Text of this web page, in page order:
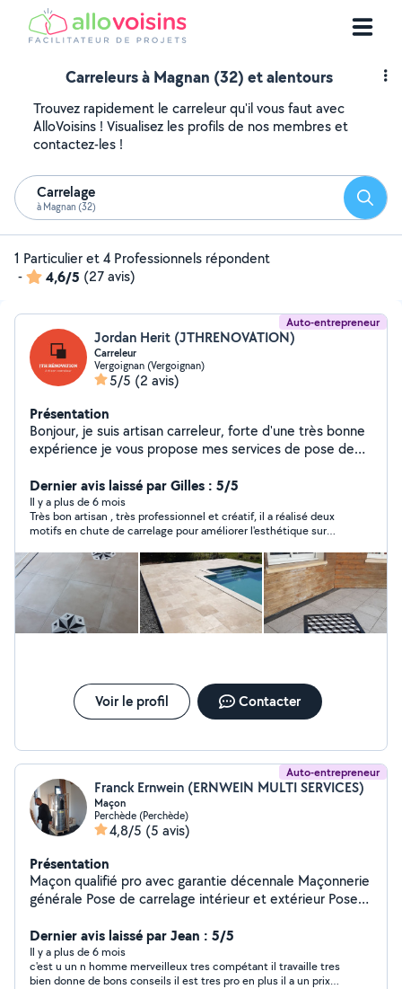
Carreleurs à Magnan (32) et alentours
Trouvez rapidement le carreleur qu'il vous faut avec
AlloVoisins ! Visualisez les profils de nos membres et
contactez-les !
Carrelage
à Magnan (32)
1 Particulier et 4 Professionnels répondent
-
4,6/5 (27 avis)
Auto-entrepreneur
Jordan Herit (JTHRENOVATION)
Carreleur
Vergoignan (Vergoignan)
5/5 (2 avis)
Présentation
Bonjour, je suis artisan carreleur, forte d'une très bonne
expérience je vous propose mes services de pose de
faïence - parquet - terrasses - chape traditionnelle -
marbre - petits travaux de maçonnerie et d'électricité.
Devis gratuit Tous travaux seront réalisés avec une
garantie Décennale et responsabilité civile. Numéro de
SIRET 838 174 100 00027
Dernier avis laissé par Gilles : 5/5
Il y a plus de 6 mois
Très bon artisan , très professionnel et créatif, il a réalisé deux
motifs en chute de carrelage pour améliorer l'esthétique sur
Voir le profil Contacter
Auto-entrepreneur
Franck Ernwein (ERNWEIN MULTI SERVICES)
Maçon
Perchède (Perchède)
4,8/5 (5 avis)
Présentation
Maçon qualifié pro avec garantie décennale Maçonnerie
générale Pose de carrelage intérieur et extérieur Poseur
Dernier avis laissé par Jean : 5/5
Il y a plus de 6 mois
c'est u un n homme merveilleux tres compétant il travaille tres
bien donne de bons conseils il est tres pro en plus il a un prix